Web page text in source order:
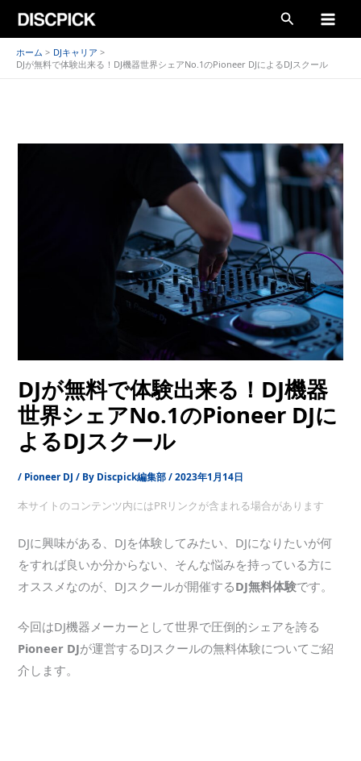
検
索
ホーム
DJキャリア
DJが無料で体験出来る！DJ機器世界シェアNo.1のPioneer DJによるDJスクール
DJが無料で体験出来る！DJ機器
世界シェアNo.1のPioneer DJに
よるDJスクール
/ Pioneer DJ / By Discpick編集部/2023年1月14日
本サイトのコンテンツ内にはPRリンクが含まれる場合があります
DJに興味がある、DJを体験してみたい、DJになりたいが何
をすれば良いか分からない、そんな悩みを持っている方に
オススメなのが、DJスクールが開催するDJ無料体験です。
今回はDJ機器メーカーとして世界で圧倒的シェアを誇る
Pioneer DJが運営するDJスクールの無料体験についてご紹
介します。